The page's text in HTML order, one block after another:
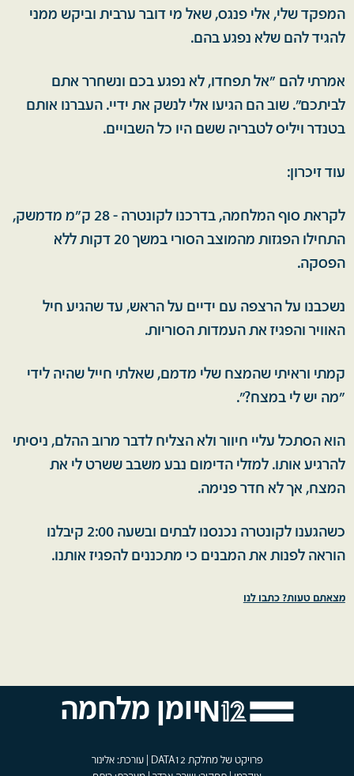
המפקד שלי, אלי פנגס, שאל מי דובר ערבית וביקש ממני
להגיד להם שלא נפגע בהם.
אמרתי להם "אל תפחדו, לא נפגע בכם ונשחרר אתם
לביתכם". שוב הם הגיעו אלי לנשק את ידיי. העברנו אותם
בטנדר ויליס לטבריה ששם היו כל השבויים.
עוד זיכרון:
לקראת סוף המלחמה, בדרכנו לקונטרה - 28 ק"מ מדמשק,
התחילו הפגזות מהמוצב הסורי במשך 20 דקות ללא
הפסקה.
נשכבנו על הרצפה עם ידיים על הראש, עד שהגיע חיל
האוויר והפגיז את העמדות הסוריות.
קמתי וראיתי שהמצח שלי מדמם, שאלתי חייל שהיה לידי
"מה יש לי במצח?".
הוא הסתכל עליי חיוור ולא הצליח לדבר מרוב ההלם, ניסיתי
להרגיע אותו. למזלי הדימום נבע משבב ששרט לי את
המצח, אך לא חדר פנימה.
כשהגענו לקונטרה נכנסנו לבתים ובשעה 2:00 קיבלנו
הוראה לפנות את המבנים כי מתכננים להפגיז אותנו.
מצאתם טעות? כתבו לנו
יומן מלחמה
פרויקט של מחלקת DATA12 | עורכת: אלינור